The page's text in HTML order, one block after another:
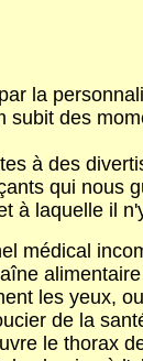
la
subit des
à des
qui nous
à laquelle il
médical
les yeux,
de la
le thorax